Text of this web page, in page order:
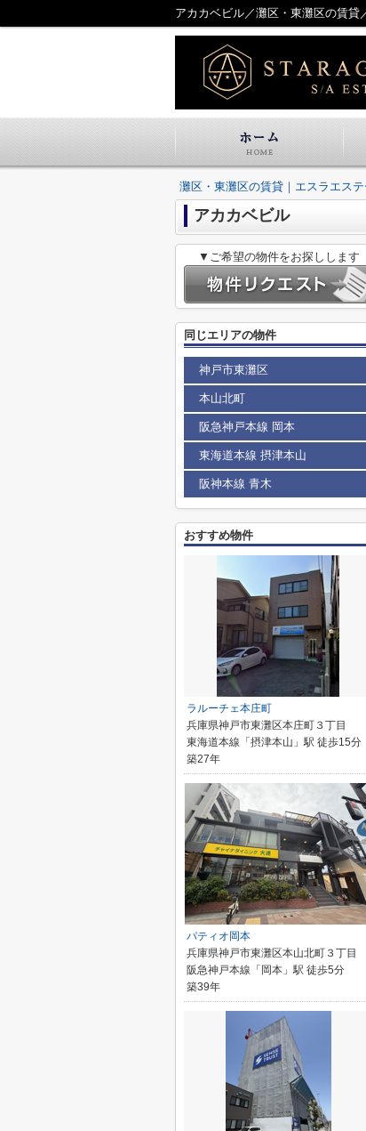
アカカベビル／灘区・東灘区の賃貸
灘区・東灘区の賃貸｜エスラエステ
アカカベビル
▼ご希望の物件をお探しします
同じエリアの物件
神戸市東灘区
本山北町
阪急神戸本線 岡本
東海道本線 摂津本山
阪神本線 青木
おすすめ物件
ラルーチェ本庄町
兵庫県神戸市東灘区本庄町３丁目
東海道本線「摂津本山」駅 徒歩15分
築27年
パティオ岡本
兵庫県神戸市東灘区本山北町３丁目
阪急神戸本線「岡本」駅 徒歩5分
築39年